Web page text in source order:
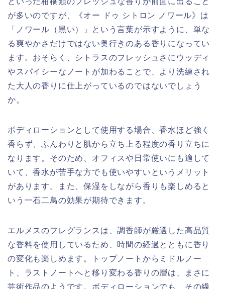
が多いのですが、《オー ドゥ シトロン ノワール》は
「ノワール（黒い）」という言葉が示すように、単な
る爽やかさだけではない奥行きのある香りになってい
ます。おそらく、シトラスのフレッシュさにウッディ
やスパイシーなノートが加わることで、より洗練され
た大人の香りに仕上がっているのではないでしょう
か。
ボディローションとして使用する場合、香水ほど強く
香らず、ふんわりと肌から立ち上る程度の香り立ちに
なります。そのため、オフィスや日常使いにも適して
いて、香水が苦手な方でも使いやすいというメリット
があります。また、保湿をしながら香りも楽しめると
いう一石二鳥の効果が期待できます。
エルメスのフレグランスは、調香師が厳選した高品質
な香料を使用しているため、時間の経過とともに香り
の変化も楽しめます。トップノートからミドルノー
ト、ラストノートへと移り変わる香りの層は、まさに
芸術作品のようです。ボディローションでも、その繊